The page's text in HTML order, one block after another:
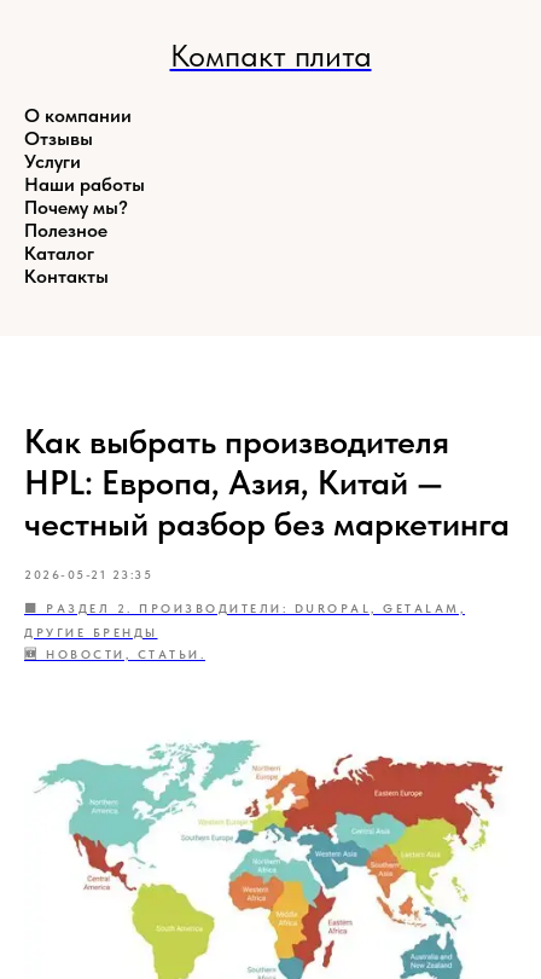
О компании
Отзывы
Услуги
Наши работы
Компакт плита
Почему мы?
Полезное
Каталог
Контакты
Как выбрать производителя
HPL: Европа, Азия, Китай —
честный разбор без маркетинга
2026-05-21 23:35
🟩 РАЗДЕЛ 2. ПРОИЗВОДИТЕЛИ: DUROPAL, GETALAM,
ДРУГИЕ БРЕНДЫ
🆕 НОВОСТИ, СТАТЬИ.